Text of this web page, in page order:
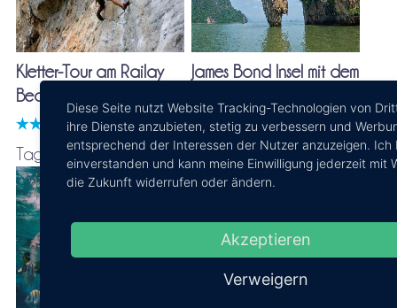
Kletter-Tour am Railay
Beach - Rock climbing
James Bond Insel mit dem
Longtail-Boot
Tagestour ab Krabi Tagestour ab Krabi
Diese Seite nutzt Website Tracking-Technologien von
ihre Dienste anzubieten, stetig zu verbessern und
entsprechend der Interessen der Nutzer anzuzeigen. Ich
einverstanden und kann meine Einwilligung jederzeit mit
die Zukunft widerrufen oder ändern.
Akzeptieren
Verweigern